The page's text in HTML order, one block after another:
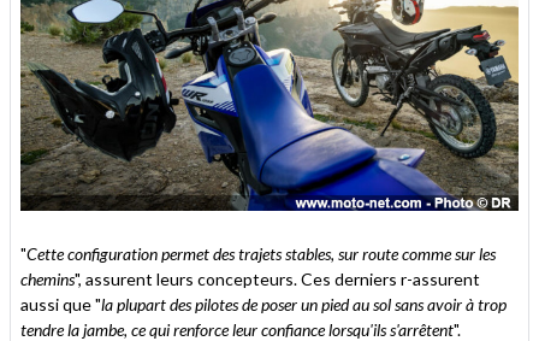
"Cette configuration permet des trajets stables, sur route comme sur les
chemins", assurent leurs concepteurs. Ces derniers r-assurent
aussi que "la plupart des pilotes de poser un pied au sol sans avoir à trop
tendre la jambe, ce qui renforce leur confiance lorsqu'ils s'arrêtent".